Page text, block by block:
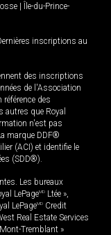
| Île-du-Prince-
inscriptions au
des inscriptions
de l'Association
des
que Royal
n'est pas
marque DDF®
(ACI) et identifie le
(SDD®).
Les bureaux
LePageMD Ltée »,
LePageMD Credit
Real Estate Services
Tremblant »